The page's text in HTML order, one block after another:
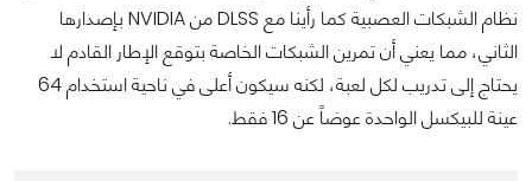
نظام الشبكات العصبية كما رأينا مع DLSS من NVIDIA بإصدارها
الثاني، مما يعني أن تمرين الشبكات الخاصة بتوقع الإطار القادم لا
يحتاج إلى تدريب لكل لعبة، لكنه سيكون أعلى في ناحية استخدام 64
عينة للبيكسل الواحدة عوضاً عن 16 فقط.